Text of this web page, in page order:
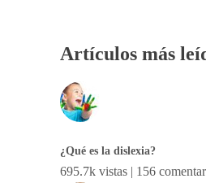
Artículos más
¿Qué es la dislexia?
695.7k vistas | 156